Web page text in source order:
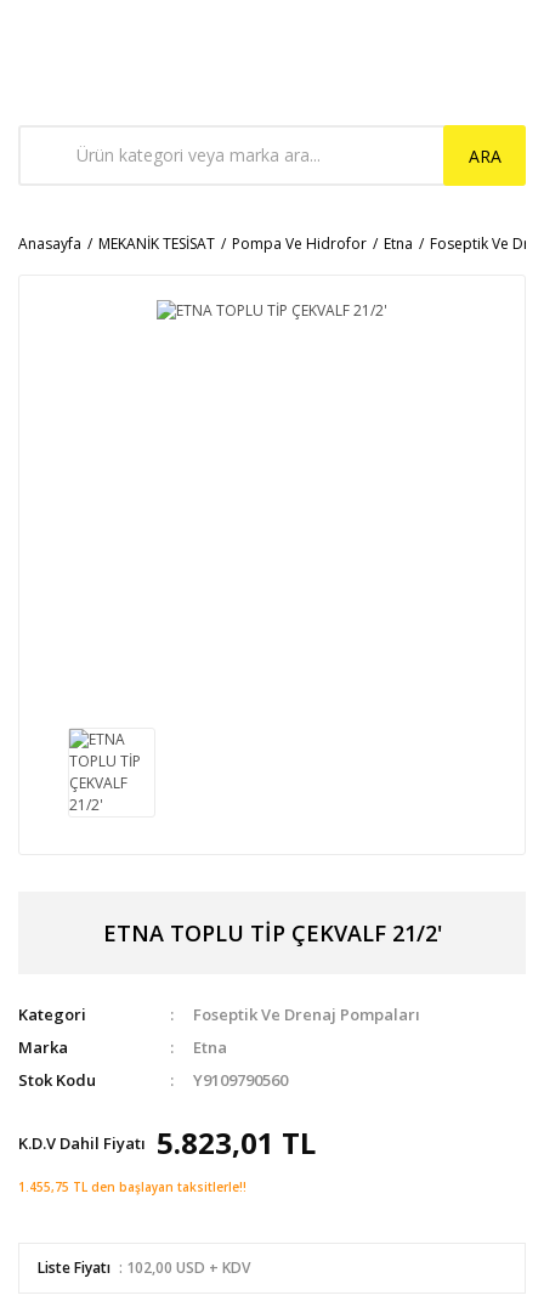
ARA
Anasayfa MEKANİK TESİSAT Pompa Ve Hidrofor Etna Foseptik Ve
ETNA TOPLU TİP ÇEKVALF 21/2'
Kategori
Foseptik Ve Drenaj Pompaları
Marka
Etna
Stok Kodu
Y9109790560
K.D.V Dahil Fiyatı 5.823,01 TL
1.455,75 TL den başlayan taksitlerle!!
Liste Fiyatı : 102,00 USD + KDV